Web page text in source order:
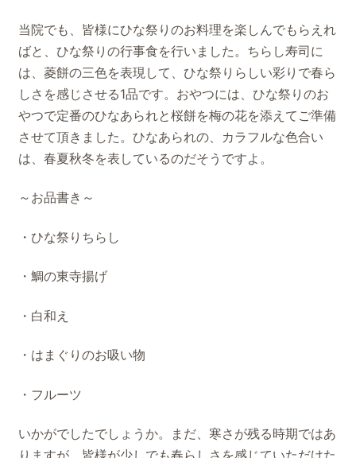
当院でも、皆様にひな祭りのお料理を楽しんでもらえれ
ばと、ひな祭りの行事食を行いました。ちらし寿司に
は、菱餅の三色を表現して、ひな祭りらしい彩りで春ら
しさを感じさせる1品です。おやつには、ひな祭りのお
やつで定番のひなあられと桜餅を梅の花を添えてご準備
させて頂きました。ひなあられの、カラフルな色合い
は、春夏秋冬を表しているのだそうですよ。
～お品書き～
・ひな祭りちらし
・鯛の東寺揚げ
・白和え
・はまぐりのお吸い物
・フルーツ
いかがでしたでしょうか。まだ、寒さが残る時期ではあ